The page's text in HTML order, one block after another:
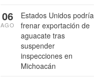
Estados Unidos podría
frenar exportación de
aguacate tras
suspender
inspecciones en
Michoacán
06
AGO